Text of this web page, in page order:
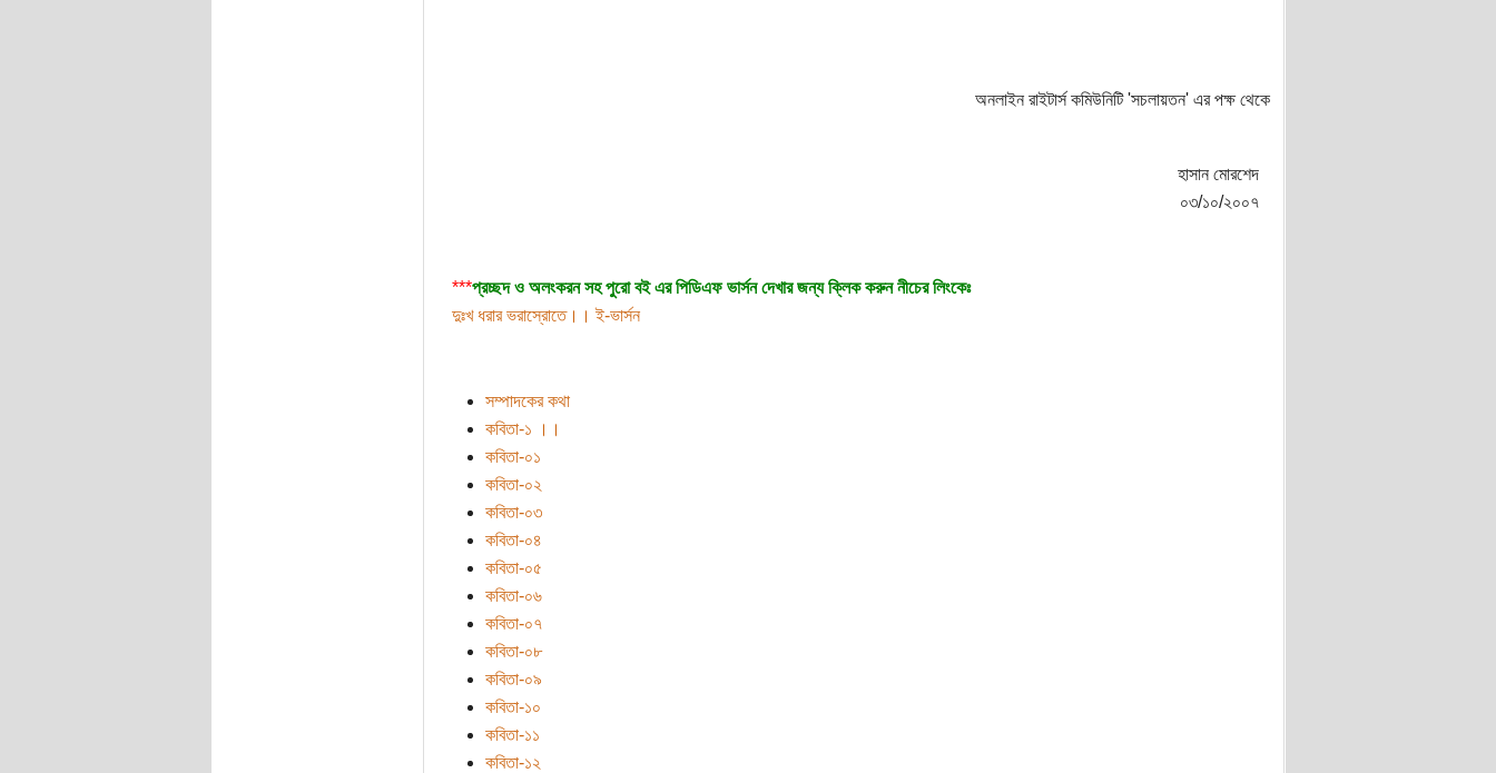
অনলাইন রাইটার্স কমিউনিটি 'সচলায়তন' এর পক্ষ থেকে
হাসান মোরশেদ
০৩/১০/২০০৭
***প্রচ্ছদ ও অলংকরন সহ পুরো বই এর পিডিএফ ভার্সন দেখার জন্য ক্লিক করুন নীচের লিংকেঃ
দুঃখ ধরার ভরাস্রোতে।। ই-ভার্সন
সম্পাদকের কথা
কবিতা-১ ।।
কবিতা-০১
কবিতা-০২
কবিতা-০৩
কবিতা-০৪
কবিতা-০৫
কবিতা-০৬
কবিতা-০৭
কবিতা-০৮
কবিতা-০৯
কবিতা-১০
কবিতা-১১
কবিতা-১২